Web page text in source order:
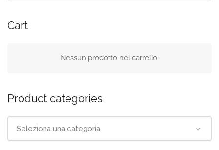
Cart
Nessun prodotto nel carrello.
Product categories
Seleziona una categoria